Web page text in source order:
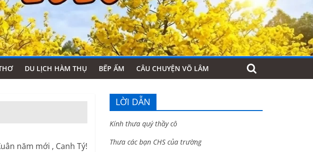
DU LỊCH HÀM THỤ BẾP ẤM CÂU CHUYỆN VÕ LÂM
năm mới , Canh Tý!
LỜI DẪN
Kính thưa quý thầy cô
Thưa các bạn CHS của trường